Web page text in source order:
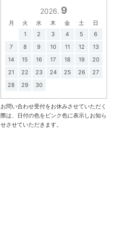
2026. 9
月 火 水 木 金 土
日
1
2 3 4 5
6
7
8 9 10 11 12
13
14
15 16 17 18 19
20
21
22 23 24 25 26
27
28
29 30
お問い合わせ受付をお休みさせていただく
際は、日付の色をピンク色に表示しお知ら
せさせていただきます。